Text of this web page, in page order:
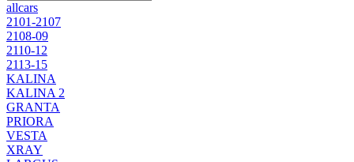
allcars
2101-2107
2108-09
2110-12
2113-15
KALINA
KALINA 2
GRANTA
PRIORA
VESTA
XRAY